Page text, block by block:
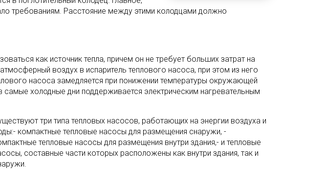
требованиям. Расстояние между этими колодцами должно
как источник тепла, причем он не требует больших затрат на
воздух в испаритель теплового насоса, при этом из него
насоса замедляется при понижении температуры окружающей
холодные дни поддерживается электрическим нагревательным
три типа тепловых насосов, работающих на энергии воздуха и
компактные тепловые насосы для размещения снаружи, -
тепловые насосы для размещения внутри здания,- и тепловые
составные части которых расположены как внутри здания, так и